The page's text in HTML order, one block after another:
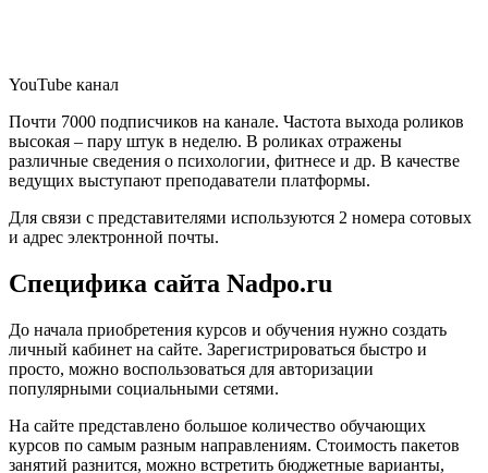
YouTube канал
Почти 7000 подписчиков на канале. Частота выхода роликов
высокая – пару штук в неделю. В роликах отражены
различные сведения о психологии, фитнесе и др. В качестве
ведущих выступают преподаватели платформы.
Для связи с представителями используются 2 номера сотовых
и адрес электронной почты.
Специфика сайта Nadpo.ru
До начала приобретения курсов и обучения нужно создать
личный кабинет на сайте. Зарегистрироваться быстро и
просто, можно воспользоваться для авторизации
популярными социальными сетями.
На сайте представлено большое количество обучающих
курсов по самым разным направлениям. Стоимость пакетов
занятий разнится, можно встретить бюджетные варианты,